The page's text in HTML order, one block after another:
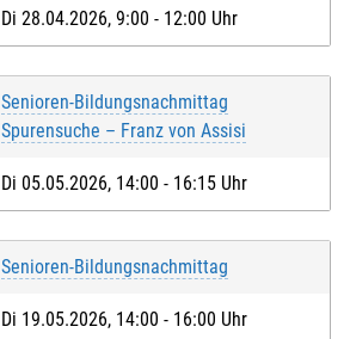
Di 28.04.2026, 9:00 - 12:00 Uhr
Senioren-Bildungsnachmittag
Spurensuche – Franz von Assisi
Di 05.05.2026, 14:00 - 16:15 Uhr
Senioren-Bildungsnachmittag
Di 19.05.2026, 14:00 - 16:00 Uhr